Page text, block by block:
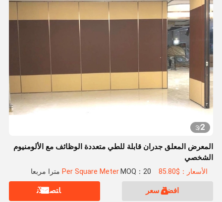
2
/
3
المعرض المعلق جدران قابلة للطي متعددة الوظائف مع الألومنيوم
الشخصي
الأسعار：$85.80 Per Square Meter MOQ：20 مترا مربعا
افضل سعر ﺎﺘﺼﻟ ﺍﻶﻧ